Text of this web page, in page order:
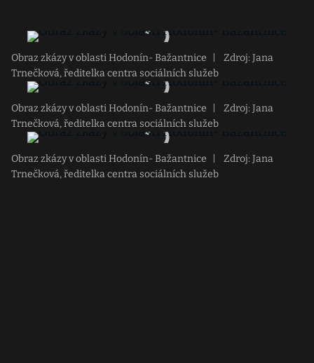
Obraz zkázy v oblasti Hodonín- Bažantnice
Zdroj: Jana
Trnečková, ředitelka centra sociálních služeb
Obraz zkázy v oblasti Hodonín- Bažantnice
Zdroj: Jana
Trnečková, ředitelka centra sociálních služeb
Obraz zkázy v oblasti Hodonín- Bažantnice
Zdroj: Jana
Trnečková, ředitelka centra sociálních služeb